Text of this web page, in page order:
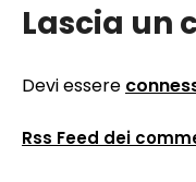
Lascia un
Devi essere
Rss Feed dei